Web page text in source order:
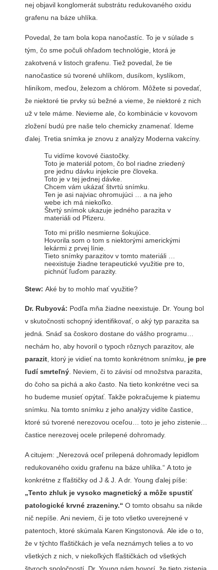
nej objavil konglomerát substrátu redukovaného oxidu
grafenu na báze uhlíka.
Povedal, že tam bola kopa nanočastíc. To je v súlade s
tým, čo sme počuli ohľadom technológie, ktorá je
zakotvená v listoch grafenu. Tiež povedal, že tie
nanočastice sú tvorené uhlíkom, dusíkom, kyslíkom,
hliníkom, meďou, železom a chlórom. Môžete si povedať,
že niektoré tie prvky sú bežné a vieme, že niektoré z nich
už v tele máme. Nevieme ale, čo kombinácie v kovovom
zložení budú pre naše telo chemicky znamenať. Ideme
ďalej. Tretia snímka je znovu z analýzy Moderna vakcíny.
Tu vidíme kovové čiastočky.
Toto je materiál potom, čo bol riadne zriedený
pre jednu dávku injekcie pre človeka.
Toto je v tej jednej dávke.
Chcem vám ukázať štvrtú snímku.
Ten je asi najviac ohromujúci … a na jeho
webe ich má niekoľko.
Štvrtý snímok ukazuje jedného parazita v
materiáli od Pfizeru.
Toto mi prišlo nesmierne šokujúce.
Hovorila som o tom s niektorými americkými
lekármi z prvej línie.
Tieto snímky parazitov v tomto materiáli …
neexistuje žiadne terapeutické využitie pre to,
pichnúť ľuďom parazity.
Stew: Aké by to mohlo mať využitie?
Dr. Rubyová: Podľa mňa žiadne neexistuje. Dr. Young bol
v skutočnosti schopný identifikovať, o aký typ parazita sa
jedná. Snáď sa čoskoro dostane do vášho programu…
nechám ho, aby hovoril o typoch rôznych parazitov, ale
parazit, ktorý je vidieť na tomto konkrétnom snímku, je pre
ľudí smrteľný. Neviem, či to závisí od množstva parazita,
do čoho sa pichá a ako často. Na tieto konkrétne veci sa
ho budeme musieť opýtať. Takže pokračujeme k piatemu
snímku. Na tomto snímku z jeho analýzy vidíte častice,
ktoré sú tvorené nerezovou oceľou… toto je jeho zistenie…
častice nerezovej ocele prilepené dohromady.
A citujem: „Nerezová oceľ prilepená dohromady lepidlom
redukovaného oxidu grafenu na báze uhlíka.“ A toto je
konkrétne z fľaštičky od J & J. A dr. Young ďalej píše:
„Tento zhluk je vysoko magnetický a môže spustiť
patologické krvné zrazeniny.“ O tomto obsahu sa nikde
nič nepíše. Ani neviem, či je toto všetko uverejnené v
patentoch, ktoré skúmala Karen Kingstonová. Ale ide o to,
že v týchto fľaštičkách je veľa neznámych telies a to vo
všetkých z nich, v niekoľkých fľaštičkách od všetkých
štyroch spoločností. Dr. Young nám hovorí, že tieto zistenia